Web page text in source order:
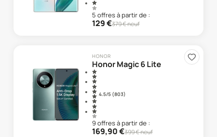
5 offresà partir de :
129€379€ neuf
HONOR
Honor Magic 6 Lite
4.5/5 (803)
9offresà partir de :
169,90€399€ neuf